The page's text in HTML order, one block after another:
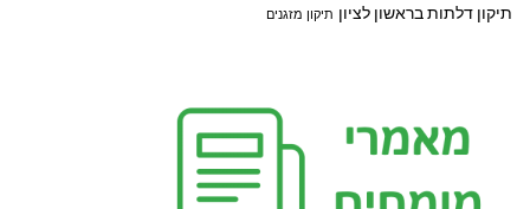
תיקון דלתות בראשון לציון תיקון מזגנים